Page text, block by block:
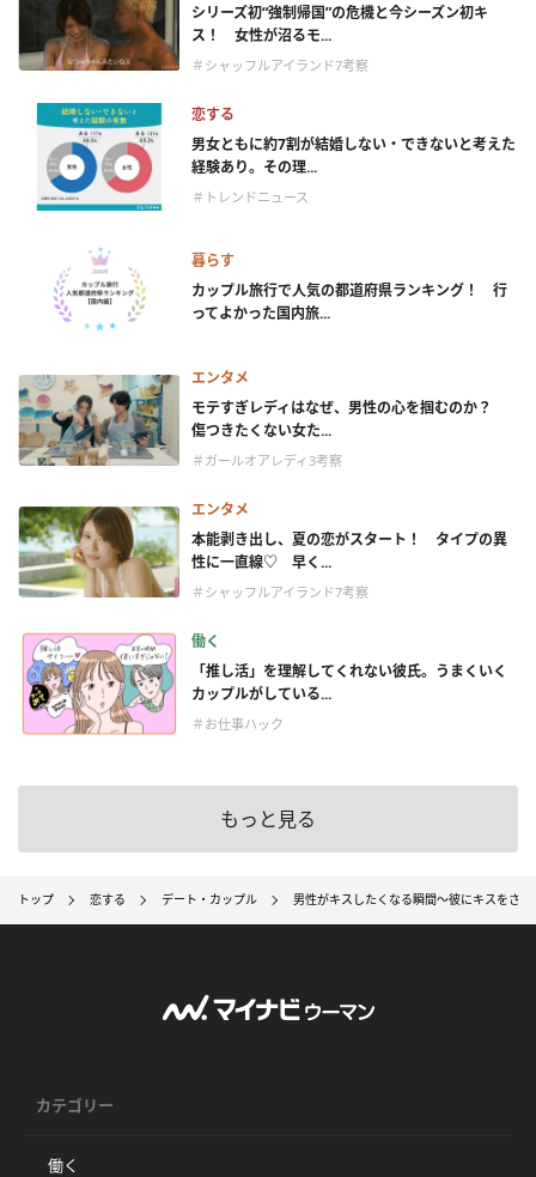
シリーズ初“強制帰国”の危機と今シーズン初キ
ス！ 女性が沼るモ...
＃シャッフルアイランド7考察
恋する
男女ともに約7割が結婚しない・できないと考えた
経験あり。その理...
＃トレンドニュース
暮らす
カップル旅行で人気の都道府県ランキング！ 行
ってよかった国内旅...
エンタメ
モテすぎレディはなぜ、男性の心を掴むのか？
傷つきたくない女た...
＃ガールオアレディ3考察
エンタメ
本能剥き出し、夏の恋がスタート！ タイプの異
性に一直線♡ 早く...
＃シャッフルアイランド7考察
働く
「推し活」を理解してくれない彼氏。うまくいく
カップルがしている...
＃お仕事ハック
もっと見る
トップ 恋する デート・カップル 男性がキスしたくなる瞬間～彼にキスをさ
カテゴリー
働く